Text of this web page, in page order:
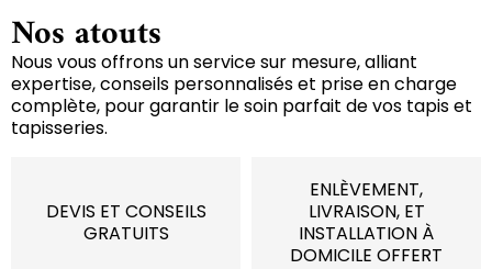
Nos atouts
Nous vous offrons un service sur mesure, alliant
expertise, conseils personnalisés et prise en charge
complète, pour garantir le soin parfait de vos tapis et
tapisseries.
DEVIS ET CONSEILS
GRATUITS
ENLÈVEMENT,
LIVRAISON, ET
INSTALLATION À
DOMICILE OFFERT